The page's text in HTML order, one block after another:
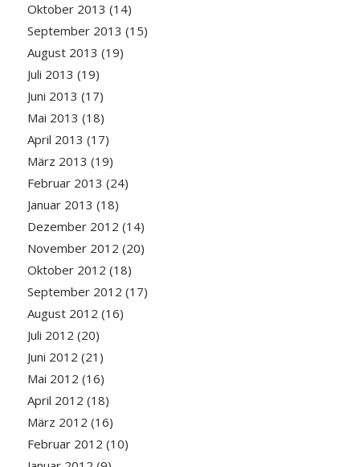
Oktober 2013 (14)
September 2013 (15)
August 2013 (19)
Juli 2013 (19)
Juni 2013 (17)
Mai 2013 (18)
April 2013 (17)
März 2013 (19)
Februar 2013 (24)
Januar 2013 (18)
Dezember 2012 (14)
November 2012 (20)
Oktober 2012 (18)
September 2012 (17)
August 2012 (16)
Juli 2012 (20)
Juni 2012 (21)
Mai 2012 (16)
April 2012 (18)
März 2012 (16)
Februar 2012 (10)